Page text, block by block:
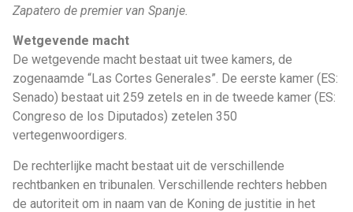
Zapatero de premier van Spanje.
Wetgevende macht
De wetgevende macht bestaat uit twee kamers, de
zogenaamde “Las Cortes Generales”. De eerste kamer (ES:
Senado) bestaat uit 259 zetels en in de tweede kamer (ES:
Congreso de los Diputados) zetelen 350
vertegenwoordigers.
De rechterlijke macht bestaat uit de verschillende
rechtbanken en tribunalen. Verschillende rechters hebben
de autoriteit om in naam van de Koning de justitie in het